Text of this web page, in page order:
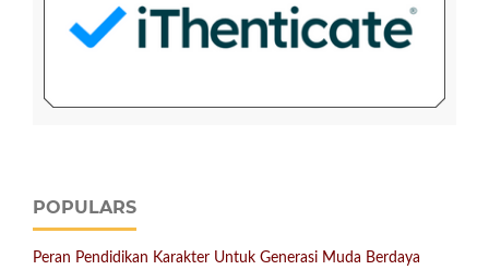
POPULARS
Peran Pendidikan Karakter Untuk Generasi Muda Berdaya